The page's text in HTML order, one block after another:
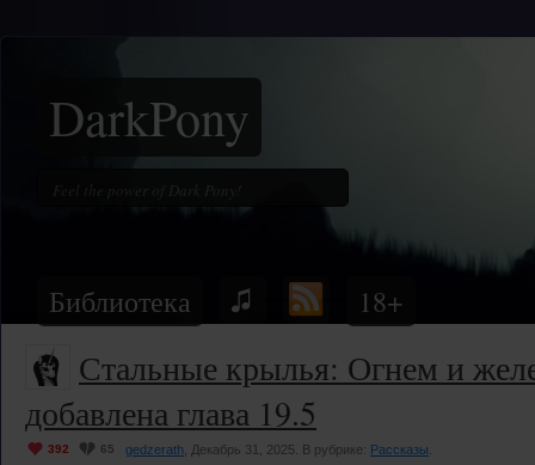
DarkPony
Библиотека 18+
Стальные крылья: Огнем и
добавлена глава 19.5
392 65 gedzerath , Декабрь 31, 2025. В рубрике: Рассказы